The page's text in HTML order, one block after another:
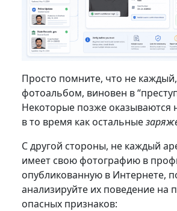
Просто помните, что не
фотоальбом, виновен в
Некоторые позже оказываются
в то время как остальные
С другой стороны, не каждый
имеет свою фотографию в
опубликованную в Интернете,
анализируйте их поведение на
опасных признаков: